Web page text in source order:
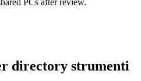
directory strumenti